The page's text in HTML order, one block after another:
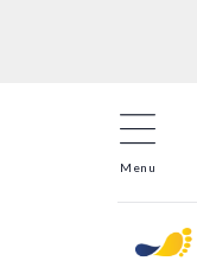
14
Menu